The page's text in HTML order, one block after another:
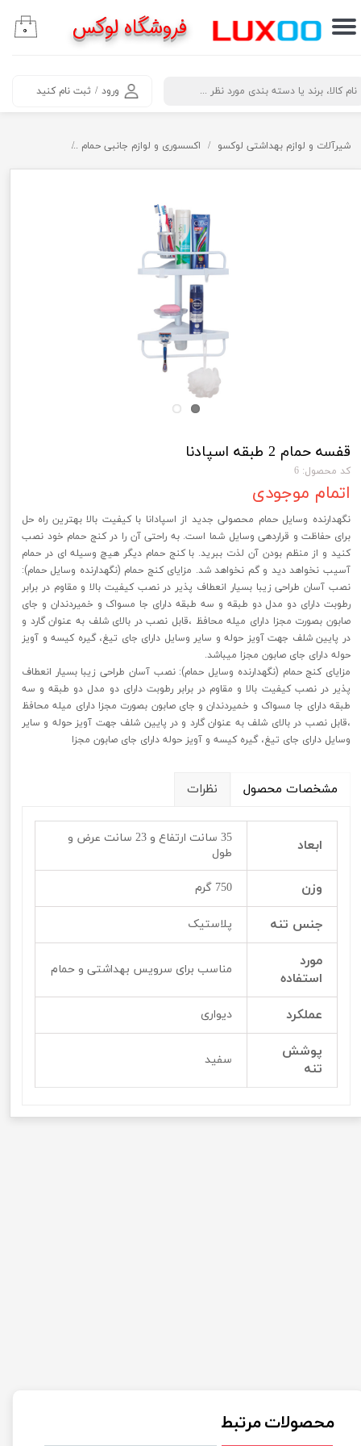
​جستجو ورود / ثبت نام کنید
حساب کاربری من
خروج از حساب کاربری
۰ فروشگاه لوکس
شیرآلات و لوازم بهداشتی لوکسو اکسسوری و لوازم جانبی حمام
قفسه حمام 2 طبقه اسپادنا
کد محصول: 6
اتمام موجودی
نگهدارنده وسایل حمام محصولی جدید از اسپادانا با کیفیت بالا بهترین راه حل
برای حفاظت و قراردهی وسایل شما است. به راحتی آن را در کنج حمام خود نصب
کنید و از منظم بودن آن لذت ببرید. با کنج حمام دیگر هیچ وسیله ای در حمام
آسیب نخواهد دید و گم نخواهد شد. مزایای کنج حمام (نگهدارنده وسایل حمام):
نصب آسان طراحی زیبا بسیار انعطاف پذیر در نصب کیفیت بالا و مقاوم در برابر
رطوبت دارای دو مدل دو طبقه و سه طبقه دارای جا مسواک و خمیردندان و جای
صابون بصورت مجزا دارای میله محافظ ،قابل نصب در بالای شلف به عنوان گارد و
در پایین شلف جهت آویز حوله و سایر وسایل دارای جای تیغ، گیره کیسه و آویز
حوله دارای جای صابون مجزا میباشد.
مزایای کنج حمام (نگهدارنده وسایل حمام): نصب آسان طراحی زیبا بسیار انعطاف
پذیر در نصب کیفیت بالا و مقاوم در برابر رطوبت دارای دو مدل دو طبقه و سه
طبقه دارای جا مسواک و خمیردندان و جای صابون بصورت مجزا دارای میله محافظ
،قابل نصب در بالای شلف به عنوان گارد و در پایین شلف جهت آویز حوله و سایر
وسایل دارای جای تیغ، گیره کیسه و آویز حوله دارای جای صابون مجزا
مشخصات محصول نظرات
ابعاد
35 سانت ارتفاع و 23 سانت عرض و
طول
وزن 750 گرم
جنس تنه پلاستیک
مورد
استفاده
مناسب برای سرویس بهداشتی و حمام
عملکرد دیواری
پوشش
تنه
سفید
محصولات مرتبط